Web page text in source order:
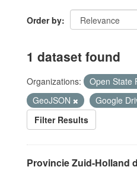
Order by
1 dataset found
Organizations: Open State
GeoJSON
Google
Filter Results
Provincie Zuid-Holland